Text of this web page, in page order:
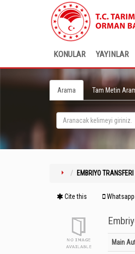
KONULAR YAYINLAR
Arama Tam Metin
EMBRIYO
Cite this Whatsapp
Main